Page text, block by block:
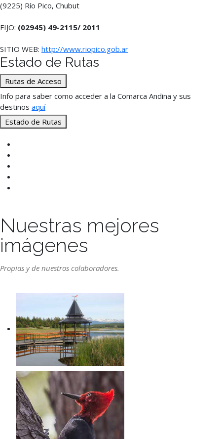
(9225) Río Pico, Chubut
FIJO: (02945) 49-2115/ 2011
SITIO WEB: http://www.riopico.gob.ar
Estado de Rutas
Rutas de Acceso
Info para saber como acceder a la Comarca Andina y sus
destinos aquí
Estado de Rutas
Nuestras mejores
imágenes
Propias y de nuestros colaboradores.